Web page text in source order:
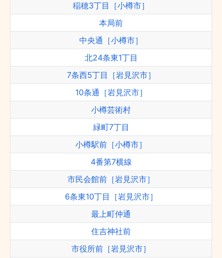
稲穂3丁目［小樽市］
本局前
中央通［小樽市］
北24条東1丁目
7条西5丁目［岩見沢市］
10条通［岩見沢市］
小樽芸術村
緑町7丁目
小樽駅前［小樽市］
4番第7横線
市民会館前［岩見沢市］
6条東10丁目［岩見沢市］
最上町仲通
住吉神社前
市役所前［岩見沢市］